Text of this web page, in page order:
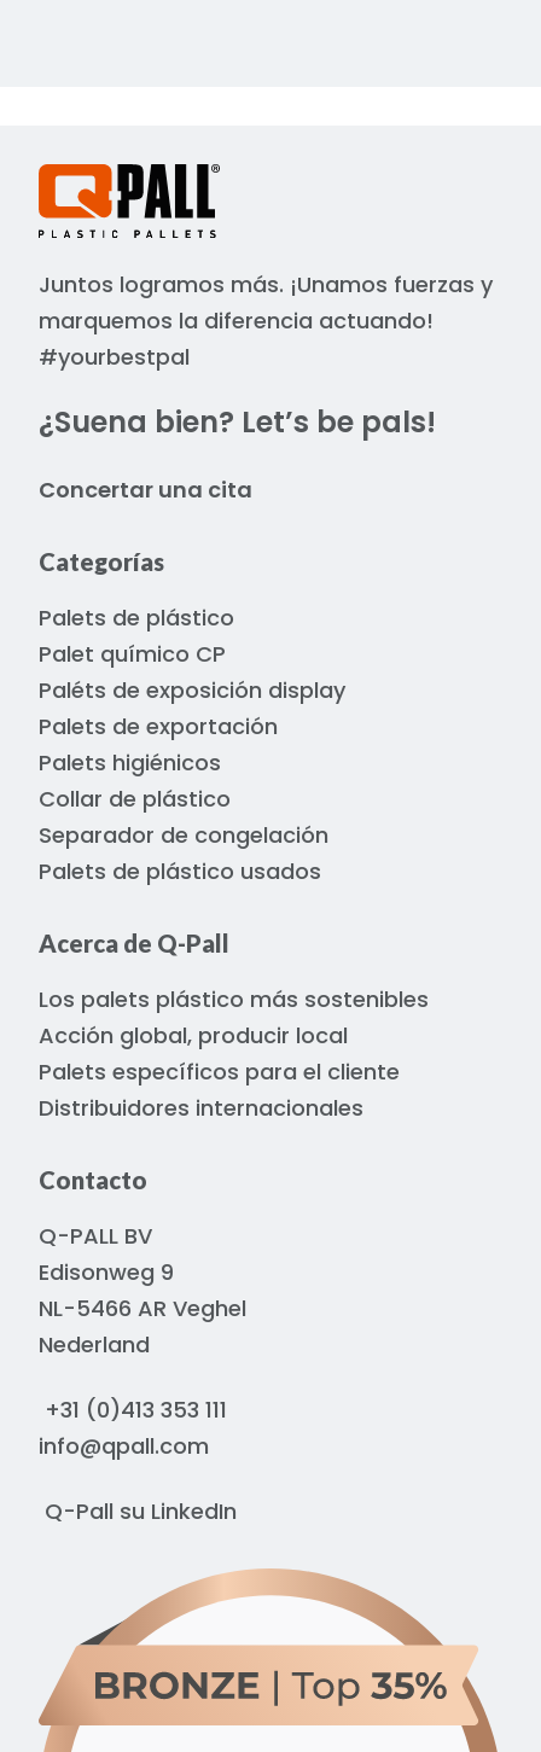
Juntos logramos más. ¡Unamos fuerzas y
marquemos la diferencia actuando!
#yourbestpal
¿Suena bien? Let’s be pals!
Concertar una cita
Categorías
Palets de plástico
Palet químico CP
Paléts de exposición display
Palets de exportación
Palets higiénicos
Collar de plástico
Separador de congelación
Palets de plástico usados
Acerca de Q-Pall
Los palets plástico más sostenibles
Acción global, producir local
Palets específicos para el cliente
Distribuidores internacionales
Contacto
Q-PALL BV
Edisonweg 9
NL-5466 AR Veghel
Nederland
+31 (0)413 353 111
info@qpall.com
Q-Pall su LinkedIn